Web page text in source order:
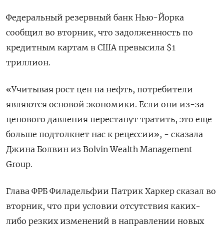
Федеральный резервный банк Нью-Йорка
сообщил во вторник, что задолженность по
кредитным картам в США превысила $1
триллион.
«Учитывая рост цен на нефть, потребители
являются основой экономики. Если они из-за
ценового давления перестанут тратить, это еще
больше подтолкнет нас к рецессии», - сказала
Джина Болвин из Bolvin Wealth Management
Group.
Глава ФРБ Филадельфии Патрик Харкер сказал во
вторник, что при условии отсутствия каких-
либо резких изменений в направлении новых